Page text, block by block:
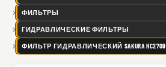
ФИЛЬТРЫ
ГИДРАВЛИЧЕСКИЕ ФИЛЬТРЫ
ФИЛЬТР ГИДРАВЛИЧЕСКИЙ SAKURA HC2709